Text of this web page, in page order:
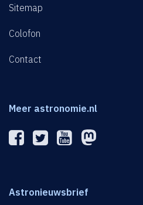
Sitemap
Colofon
Contact
Meer astronomie.nl
Astronieuwsbrief